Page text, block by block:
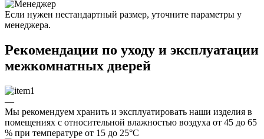
Если нужен нестандартный размер, уточните параметры у
менеджера.
Рекомендации по уходу и эксплуатации
межкомнатных дверей
—
Мы рекомендуем хранить и эксплуатировать наши изделия в
помещениях с относительной влажностью воздуха от 45 до 65
% при температуре от 15 до 25°C